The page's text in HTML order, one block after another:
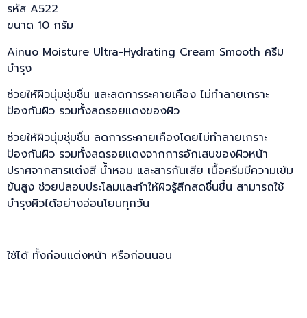
รหัส A522
ขนาด 10 กรัม
Ainuo Moisture Ultra-Hydrating Cream Smooth ครีม
บำรุง
ช่วยให้ผิวนุ่มชุ่มชื่น และลดการระคายเคือง ไม่ทำลายเกราะ
ป้องกันผิว รวมทั้งลดรอยแดงของผิว
ช่วยให้ผิวนุ่มชุ่มชื่น ลดการระคายเคืองโดยไม่ทำลายเกราะ
ป้องกันผิว รวมทั้งลดรอยแดงจากการอักเสบของผิวหน้า
ปราศจากสารแต่งสี น้ำหอม และสารกันเสีย เนื้อครีมมีความเข้ม
ข้นสูง ช่วยปลอบประโลมและทำให้ผิวรู้สึกสดชื่นขึ้น สามารถใช้
บำรุงผิวได้อย่างอ่อนโยนทุกวัน
ใช้ได้ ทั้งก่อนแต่งหน้า หรือก่อนนอน